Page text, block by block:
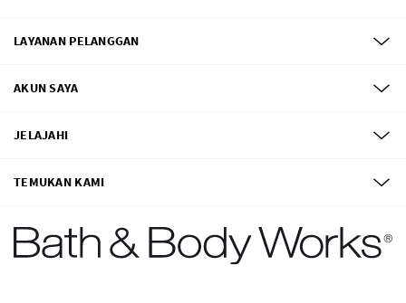
LAYANAN PELANGGAN
AKUN SAYA
JELAJAHI
TEMUKAN KAMI